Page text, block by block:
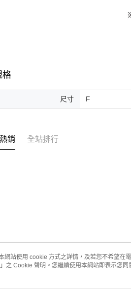
格
尺寸 F
銷 全站排行
關於我們
網站使用 cookie 方式之詳情，及若您不希望在
」之 Cookie 聲明。您繼續使用本網站即表示您